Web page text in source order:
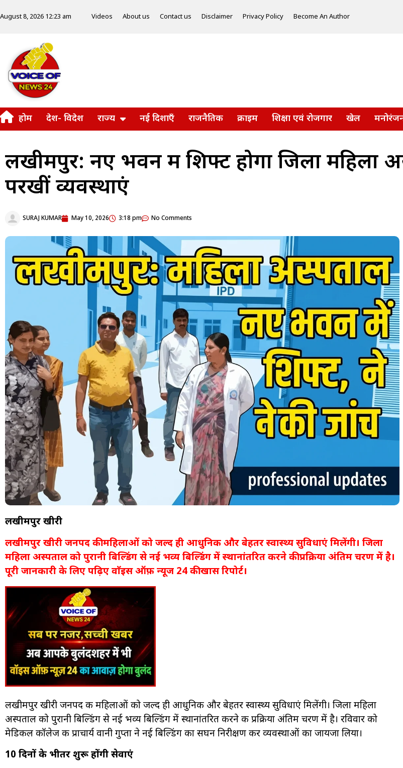
August 8, 2026 12:23 am Videos About us Contact us Disclaimer Privacy Policy Become An Author
होम देश- विदेश राज्य नई दिशाएँ राजनैतिक क्राइम शिक्षा एवं रोजगार खेल
लखीमपुर: नए भवन में शिफ्ट होगा जिला महिला
परखीं व्यवस्थाएं
SURAJ KUMAR May 10, 2026 3:18 pm No Comments
लखीमपुर खीरी
लखीमपुर खीरी जनपद की महिलाओं को जल्द ही आधुनिक और बेहतर स्वास्थ्य सुविधाएं मिलेंगी। जिला
महिला अस्पताल को पुरानी बिल्डिंग से नई भव्य बिल्डिंग में स्थानांतरित करने की प्रक्रिया अंतिम चरण में है।
पूरी जानकारी के लिए पढ़िए वाॅइस ऑफ़ न्यूज 24 की खास रिपोर्ट।
लखीमपुर खीरी जनपद की महिलाओं को जल्द ही आधुनिक और बेहतर स्वास्थ्य सुविधाएं मिलेंगी। जिला महिला
अस्पताल को पुरानी बिल्डिंग से नई भव्य बिल्डिंग में स्थानांतरित करने की प्रक्रिया अंतिम चरण में है। रविवार को
मेडिकल कॉलेज की प्राचार्य वानी गुप्ता ने नई बिल्डिंग का सघन निरीक्षण कर व्यवस्थाओं का जायजा लिया।
10 दिनों के भीतर शुरू होंगी सेवाएं